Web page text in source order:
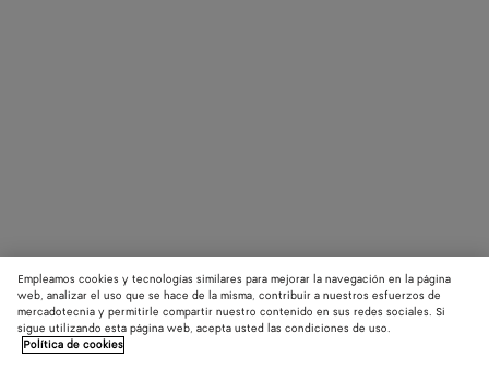
Empleamos cookies y tecnologías similares para mejorar la navegación en la página
web, analizar el uso que se hace de la misma, contribuir a nuestros esfuerzos de
mercadotecnia y permitirle compartir nuestro contenido en sus redes sociales. Si
sigue utilizando esta página web, acepta usted las condiciones de uso.
Política de cookies